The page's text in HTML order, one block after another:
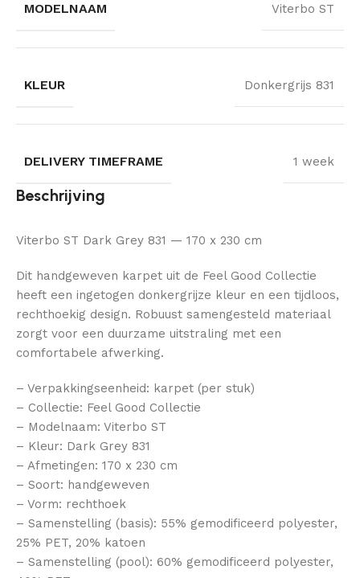
MODELNAAM Viterbo ST
KLEUR Donkergrijs 831
DELIVERY TIMEFRAME 1 week
Beschrijving
Viterbo ST Dark Grey 831 — 170 x 230 cm
Dit handgeweven karpet uit de Feel Good Collectie
heeft een ingetogen donkergrijze kleur en een tijdloos,
rechthoekig design. Robuust samengesteld materiaal
zorgt voor een duurzame uitstraling met een
comfortabele afwerking.
– Verpakkingseenheid: karpet (per stuk)
– Collectie: Feel Good Collectie
– Modelnaam: Viterbo ST
– Kleur: Dark Grey 831
– Afmetingen: 170 x 230 cm
– Soort: handgeweven
– Vorm: rechthoek
– Samenstelling (basis): 55% gemodificeerd polyester,
25% PET, 20% katoen
– Samenstelling (pool): 60% gemodificeerd polyester,